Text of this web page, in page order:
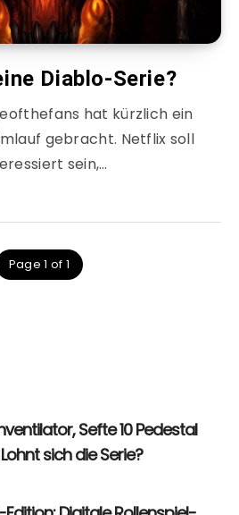
Diablo-Serie?
hat kürzlich ein
gebracht. Netflix soll
sein,…
Page 1 of 1